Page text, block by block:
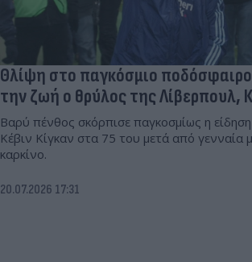
Θλίψη στο παγκόσμιο
την ζωή ο θρύλος της Λίβερπουλ,
Βαρύ πένθος σκόρπισε παγκοσμίως η
Κέβιν Κίγκαν στα 75 του μετά από γενναία
καρκίνο.
20.07.2026 17:31